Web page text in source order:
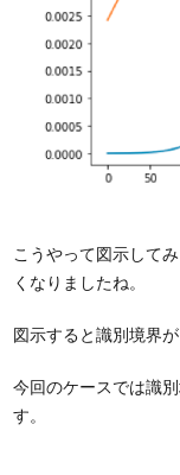
こうやって図示して
くなりましたね。
図示すると識別境界
今回のケースでは識
す。